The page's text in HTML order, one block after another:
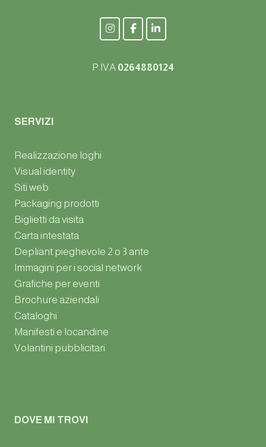
P.IVA 0264880124
SERVIZI
Realizzazione loghi
Visual identity
Siti web
Packaging prodotti
Biglietti da visita
Carta intestata
Depliant pieghevole 2 o 3 ante
Immagini per i social network
Grafiche per eventi
Brochure aziendali
Cataloghi
Manifesti e locandine
Volantini pubblicitari
DOVE MI TROVI